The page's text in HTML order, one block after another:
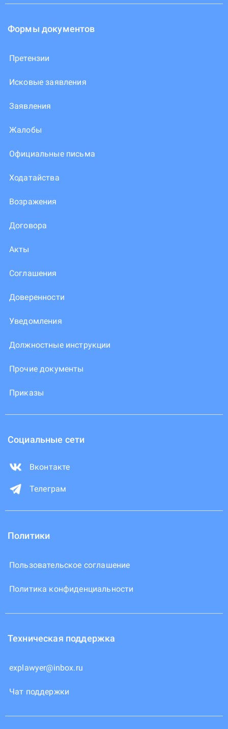
Формы документов
Претензии
Исковые заявления
Заявления
Жалобы
Официальные письма
Ходатайства
Возражения
Договора
Акты
Соглашения
Доверенности
Уведомления
Должностные инструкции
Прочие документы
Приказы
Социальные сети
Вконтакте
Телеграм
Политики
Пользовательское соглашение
Политика конфиденциальности
Техническая поддержка
explawyer@inbox.ru
Чат поддержки